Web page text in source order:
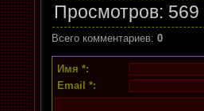
Просмотров:
Всего комментариев: 0
Имя *:
Email *: